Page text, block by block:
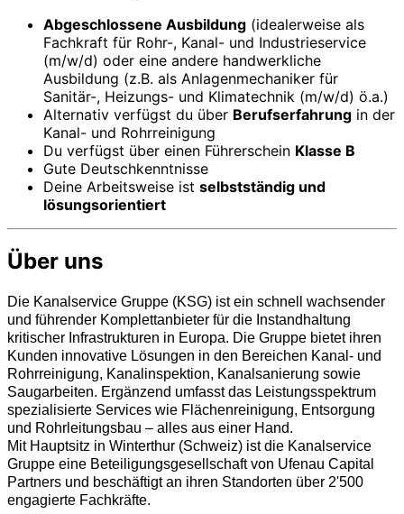
Abgeschlossene Ausbildung (idealerweise als
Fachkraft für Rohr-, Kanal- und Industrieservice
(m/w/d) oder eine andere handwerkliche
Ausbildung (z.B. als Anlagenmechaniker für
Sanitär-, Heizungs- und Klimatechnik (m/w/d) ö.a.)
Alternativ verfügst du über Berufserfahrung in der
Kanal- und Rohrreinigung
Du verfügst über einen Führerschein Klasse B
Gute Deutschkenntnisse
Deine Arbeitsweise ist selbstständig und
lösungsorientiert
Über uns
Die Kanalservice Gruppe (KSG) ist ein schnell wachsender
und führender Komplettanbieter für die Instandhaltung
kritischer Infrastrukturen in Europa. Die Gruppe bietet ihren
Kunden innovative Lösungen in den Bereichen Kanal- und
Rohrreinigung, Kanalinspektion, Kanalsanierung sowie
Saugarbeiten. Ergänzend umfasst das Leistungsspektrum
spezialisierte Services wie Flächenreinigung, Entsorgung
und Rohrleitungsbau – alles aus einer Hand.
Mit Hauptsitz in Winterthur (Schweiz) ist die Kanalservice
Gruppe eine Beteiligungsgesellschaft von Ufenau Capital
Partners und beschäftigt an ihren Standorten über 2'500
engagierte Fachkräfte.